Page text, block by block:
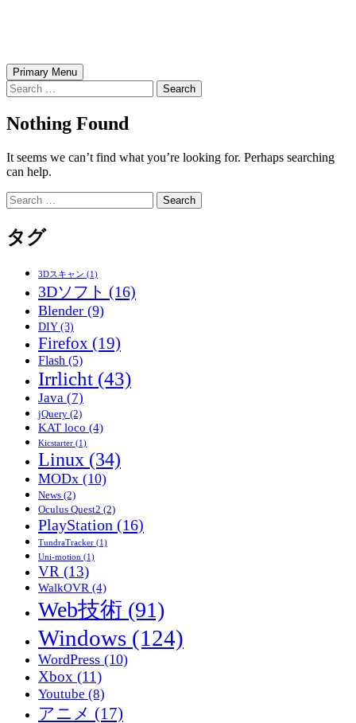
Search
Primary Menu
Search
for:
Nothing Found
It seems we can’t find what you’re looking for. Perhaps searching
can help.
Search
for:
タグ
3Dスキャン (1)
3Dソフト (16)
Blender (9)
DIY(3)
Firefox (19)
Flash (5)
Irrlicht (43)
Java (7)
jQuery (2)
KAT loco (4)
Kicstarter (1)
Linux (34)
MODx (10)
News (2)
Oculus Quest2 (2)
PlayStation (16)
TundraTracker (1)
Uni-motion (1)
VR (13)
WalkOVR (4)
Web技術 (91)
Windows (124)
WordPress (10)
Xbox (11)
Youtube (8)
アニメ (17)